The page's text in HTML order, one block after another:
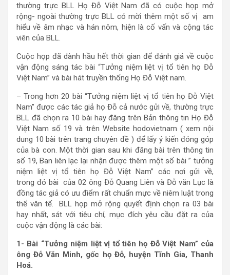
thường trực BLL Họ Đỗ Việt Nam đã có cuộc họp mở
rộng- ngoài thường trực BLL có mời thêm một số vị am
hiểu về âm nhạc và hán nôm, hiện là cố vấn và cộng tác
viên của BLL.
Cuộc họp đã dành hầu hết thời gian để đánh giá về cuộc
vận động sáng tác bài “Tưởng niệm liệt vị tổ tiên họ Đỗ
Việt Nam” và bài hát truyền thống Họ Đỗ Việt nam.
– Trong hơn 20 bài “Tưởng niệm liệt vị tổ tiên họ Đỗ Việt
Nam” được các tác giả họ Đỗ cả nước gửi về, thường trực
BLL đã chọn ra 10 bài hay đăng trên Bản thông tin Họ Đỗ
Việt Nam số 19 và trên Website hodovietnam ( xem nội
dung 10 bài trên trang chuyên đề ) để lấy ý kiến đóng góp
của bà con. Một thời gian sau khi đăng bài trên thông tin
số 19, Ban liên lạc lại nhận được thêm một số bài ” tưởng
niệm liệt vị tổ tiên họ Đỗ Việt Nam” các nơi gửi về,
trong đó bài của 02 ông Đỗ Quang Liên và Đỗ văn Lục là
đồng tác giả có ưu điểm rất chuẩn mực về niêm luật trong
thể văn tế. BLL họp mở rộng quyết định chọn ra 03 bài
hay nhất, sát với tiêu chí, mục đích yêu cầu đặt ra của
cuộc vận động là các bài:
1- Bài “Tưởng niệm liệt vị tổ tiên họ Đỗ Việt Nam” của
ông Đỗ Văn Minh, gốc họ Đỗ, huyện Tĩnh Gia, Thanh
Hoá.